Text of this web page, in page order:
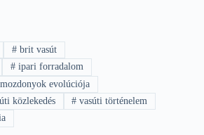
#brit vasút
#ipari forradalom
evolúciója
közlekedés # vasúti történelem